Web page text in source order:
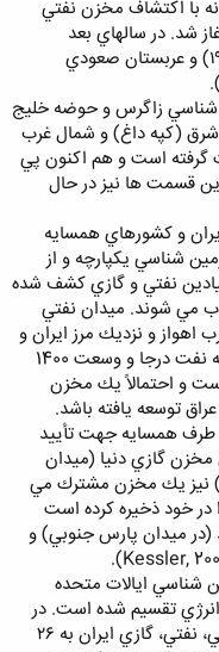
با اكتشاف مخزن نفتي
١٩٠٨ در ايران آغاز شد. در سالهاي بعد
اكتشافات با ميادين نفتي در كويت (١٩٣٧) و عربستان صعودي
شناسي زاگرس و حوضه خليج
(كپه داغ) و شمال غرب
گرفته است و هم اكنون پي
قسمت ها نيز در حال
و كشورهاي همسايه
شناسي يكپارچه و از
نفتي و گازي كشف شده
مي شوند. ميدان نفتي
80 كيلومتري غرب اهواز و نزديك مرز ايران و
عراق واقع است با ذخيره 31 ميليارد بشكه نفت درجا و وسعت 1400
1378 كشف شده است و احتمالاً يك مخزن
توسعه يافته باشد.
طرف همسايه جهت تأييد
گازي دنيا (ميدان
نيز يك مخزن مشترك مي
كل دنيا را در خود ذخيره كرده است
اين مخزن مشترك ٥ درصد (در ميدان پارس جنوبي) و
شناسي ايالات متحده
كره زمين به ٨ منطقه انرژي تقسيم شده است. در
اين تقسيم بندي ايالت هاي زمين شناسي، نفتي، گازي ايران به ٢٦